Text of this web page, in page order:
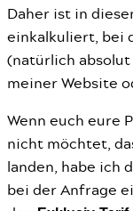
Daher ist in
einkalkuliert, bei
(natürlich absolut
meiner Website
Wenn euch eure
nicht möchtet,
landen, habe ich
bei der Anfrage